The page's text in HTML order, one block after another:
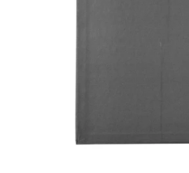
CRICKET UPALJAČI